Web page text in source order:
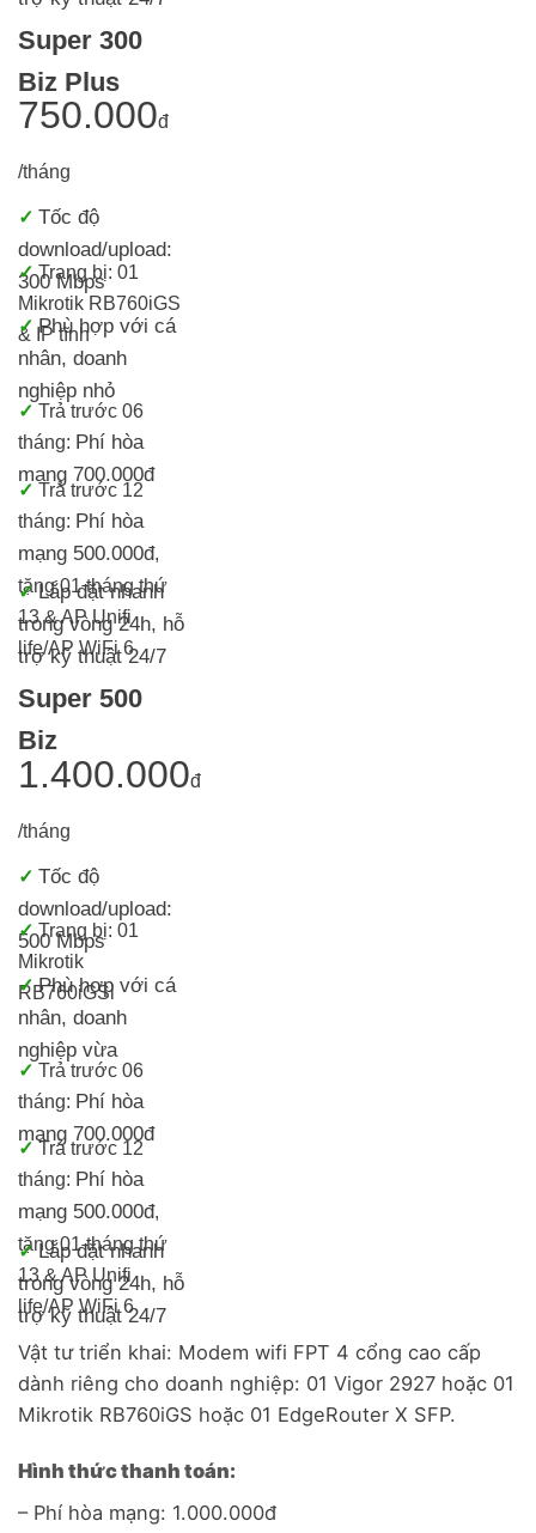
Super 300
Biz Plus
750.000đ
/tháng
✓ Tốc độ
download/upload:
300 Mbps
✓Trang bị: 01
Mikrotik RB760iGS
& IP tĩnh
✓Phù hợp với cá
nhân, doanh
nghiệp nhỏ
✓ Trả trước 06
tháng: Phí hòa
mạng 700.000đ
✓ Trả trước 12
tháng: Phí hòa
mạng 500.000đ,
tặng 01 tháng thứ
13 & AP Unifi
life/AP WiFi 6
✓ Lắp đặt nhanh
trong vòng 24h, hỗ
trợ kỹ thuật 24/7
Super 500
Biz
1.400.000đ
/tháng
✓ Tốc độ
download/upload:
500 Mbps
✓Trang bị: 01
Mikrotik
RB760iGSi
✓Phù hợp với cá
nhân, doanh
nghiệp vừa
✓ Trả trước 06
tháng: Phí hòa
mạng 700.000đ
✓ Trả trước 12
tháng: Phí hòa
mạng 500.000đ,
tặng 01 tháng thứ
13 & AP Unifi
life/AP WiFi 6
✓Lắp đặt nhanh
trong vòng 24h, hỗ
trợ kỹ thuật 24/7
Vật tư triển khai: Modem wifi FPT 4 cổng cao cấp
dành riêng cho doanh nghiệp: 01 Vigor 2927 hoặc 01
Mikrotik RB760iGS hoặc 01 EdgeRouter X SFP.
Hình thức thanh toán:
– Phí hòa mạng: 1.000.000đ